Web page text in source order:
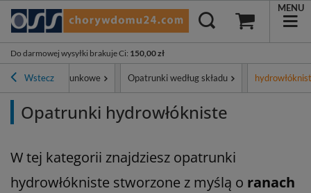
Do darmowej wysyłki brakuje Ci: 150,00 zł
MENU
Wstecz
Materiały opatrunkowe Opatrunki według składu
Opatrunki hydrowłókniste
W tej kategorii znajdziesz opatrunki
hydrowłókniste stworzone z myślą o ranach